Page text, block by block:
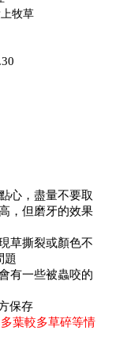
牧草
心，盡量不要取
， 但磨牙的效果
草撕裂或顏色不
題
有一些被蟲咬的
保存
葉較多草碎等情